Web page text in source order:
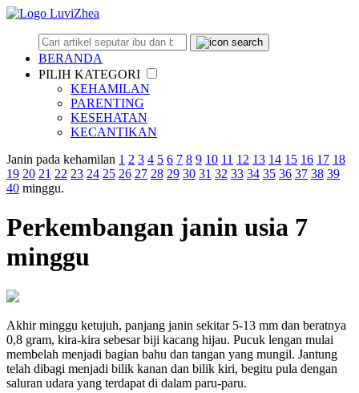
BERANDA
PILIH KATEGORI
KEHAMILAN
PARENTING
KESEHATAN
KECANTIKAN
Janin pada kehamilan 1 2 3 4 5 6 7 8 9 10 11 12 13 14 15 16 17 18
19 20 21 22 23 24 25 26 27 28 29 30 31 32 33 34 35 36 37 38 39
40 minggu.
Perkembangan janin usia 7
minggu
Akhir minggu ketujuh, panjang janin sekitar 5-13 mm dan beratnya
0,8 gram, kira-kira sebesar biji kacang hijau. Pucuk lengan mulai
membelah menjadi bagian bahu dan tangan yang mungil. Jantung
telah dibagi menjadi bilik kanan dan bilik kiri, begitu pula dengan
saluran udara yang terdapat di dalam paru-paru.